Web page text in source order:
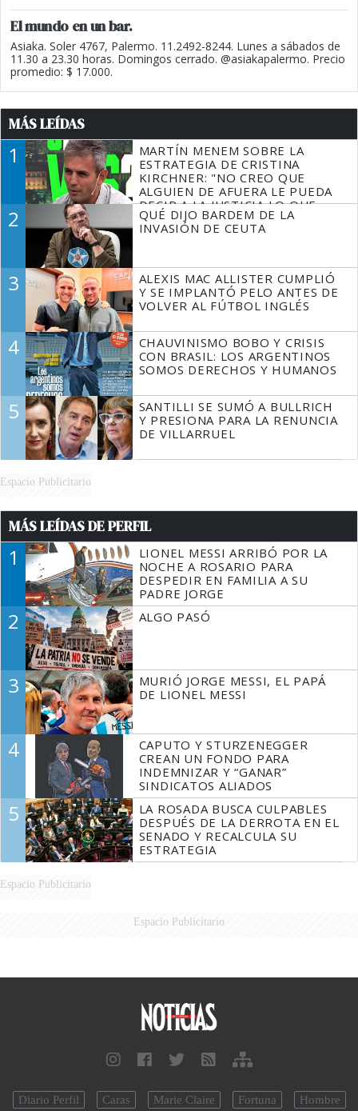
El mundo en un bar.
Asiaka. Soler 4767, Palermo. 11.2492-8244. Lunes a sábados de
11.30 a 23.30 horas. Domingos cerrado. @asiakapalermo. Precio
promedio: $ 17.000.
MÁS LEÍDAS
1
MARTÍN MENEM SOBRE LA
ESTRATEGIA DE CRISTINA
KIRCHNER: "NO CREO QUE
ALGUIEN DE AFUERA LE PUEDA
DECIR A LA JUSTICIA LO QUE
TIENE QUE HACER"
2
QUÉ DIJO BARDEM DE LA
INVASIÓN DE CEUTA
3
ALEXIS MAC ALLISTER CUMPLIÓ
Y SE IMPLANTÓ PELO ANTES DE
VOLVER AL FÚTBOL INGLÉS
4
CHAUVINISMO BOBO Y CRISIS
CON BRASIL: LOS ARGENTINOS
SOMOS DERECHOS Y HUMANOS
5
SANTILLI SE SUMÓ A BULLRICH
Y PRESIONA PARA LA RENUNCIA
DE VILLARRUEL
Espacio Publicitario
MÁS LEÍDAS DE PERFIL
1
LIONEL MESSI ARRIBÓ POR LA
NOCHE A ROSARIO PARA
DESPEDIR EN FAMILIA A SU
PADRE JORGE
2 ALGO PASÓ
3
MURIÓ JORGE MESSI, EL PAPÁ
DE LIONEL MESSI
4
CAPUTO Y STURZENEGGER
CREAN UN FONDO PARA
INDEMNIZAR Y “GANAR”
SINDICATOS ALIADOS
5
LA ROSADA BUSCA CULPABLES
DESPUÉS DE LA DERROTA EN EL
SENADO Y RECALCULA SU
ESTRATEGIA
Espacio Publicitario
Espacio Publicitario
Diario Perfil Caras Marie Claire Fortuna Hombre